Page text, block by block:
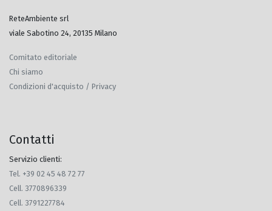
ReteAmbiente srl
viale Sabotino 24, 20135 Milano
Comitato editoriale
Chi siamo
Condizioni d'acquisto / Privacy
Contatti
Servizio clienti:
Tel. +39 02 45 48 72 77
Cell. 3770896339
Cell. 3791227784